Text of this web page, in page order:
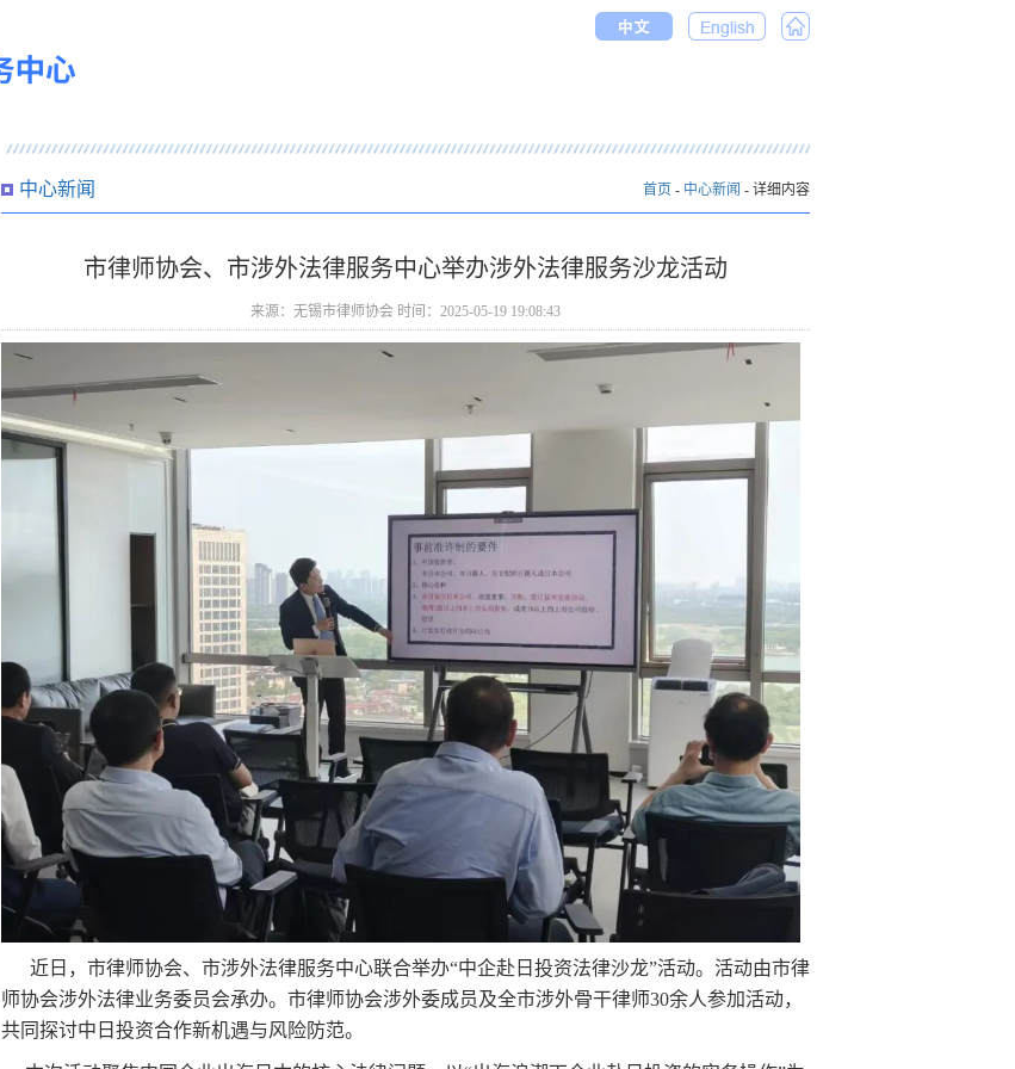
中心新闻 首页 - 中心新闻 - 详细内容
市律师协会、市涉外法律服务中心举办涉外法律服务沙龙活动
来源：无锡市律师协会 时间：2025-05-19 19:08:43
近日， 市律师协会、市涉外法律服务中心联合举办“中企赴日投资法律沙龙”活动。活动由市律
师协会涉外法律业务委员会承办。市律师协会涉外委成员及全市涉外骨干律师30余人参加活动，
共同探讨中日投资合作新机遇与风险防范。